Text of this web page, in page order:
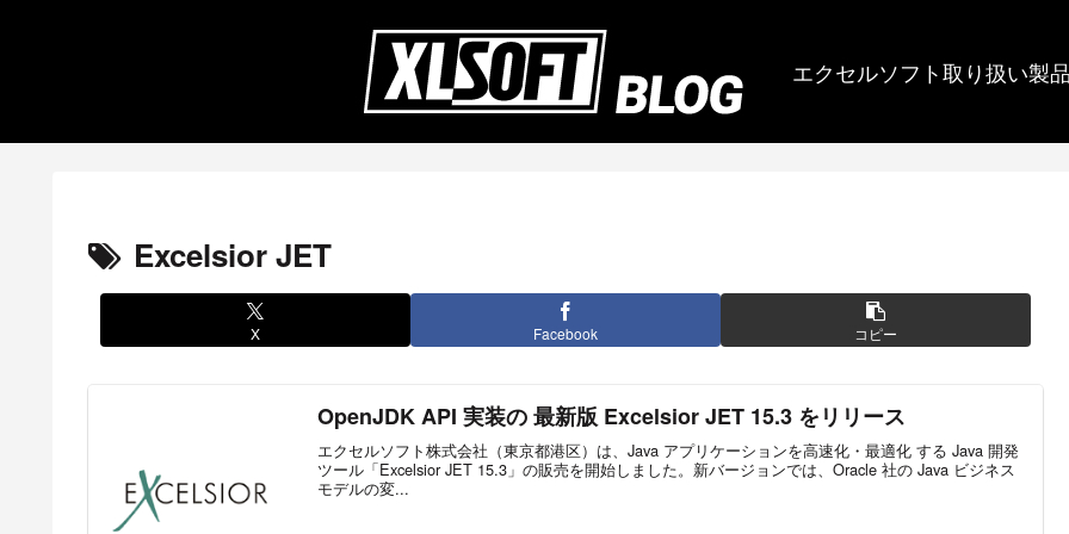
エクセルソフト取り扱い製
Excelsior JET
X Facebook コピー
OpenJDK API 実装の 最新版 Excelsior JET 15.3 をリリース
エクセルソフト株式会社（東京都港区）は、Java アプリケーションを高速化・最適化 する Java 開発
ツール「Excelsior JET 15.3」の販売を開始しました。新バージョンでは、Oracle 社の Java ビジネス
モデルの変...